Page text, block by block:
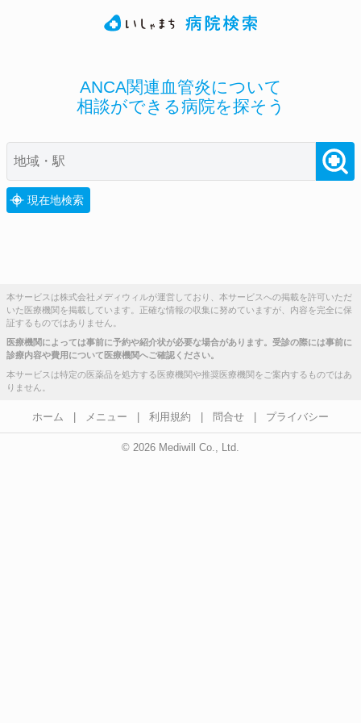
ANCA関連血管炎について
相談ができる病院を探そう
現在地検索
本サービスは株式会社メディウィルが運営しており、本サービスへの掲載を許可いただ
いた医療機関を掲載しています。正確な情報の収集に努めていますが、内容を完全に保
証するものではありません。
医療機関によっては事前に予約や紹介状が必要な場合があります。受診の際には事前に
診療内容や費用について医療機関へご確認ください。
本サービスは特定の医薬品を処方する医療機関や推奨医療機関をご案内するものではあ
りません。
ホーム メニュー 利用規約 問合せ プライバシー
© 2026 Mediwill Co., Ltd.